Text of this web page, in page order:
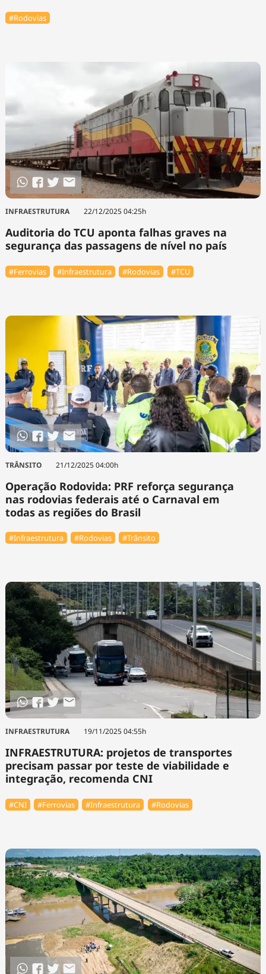
#Rodovias
INFRAESTRUTURA 22/12/2025 04:25h
Auditoria do TCU aponta falhas graves na
segurança das passagens de nível no país
#Ferrovias #Infraestrutura #Rodovias #TCU
TRÂNSITO 21/12/2025 04:00h
Operação Rodovida: PRF reforça segurança
nas rodovias federais até o Carnaval em
todas as regiões do Brasil
#Infraestrutura #Rodovias #Trânsito
INFRAESTRUTURA 19/11/2025 04:55h
INFRAESTRUTURA: projetos de transportes
precisam passar por teste de viabilidade e
integração, recomenda CNI
#CNI #Ferrovias #Infraestrutura #Rodovias